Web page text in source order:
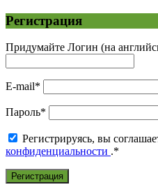
Регистрация
Придумайте Логин (на
E-mail*
Пароль*
Регистрируясь, вы
конфиденциальности .*